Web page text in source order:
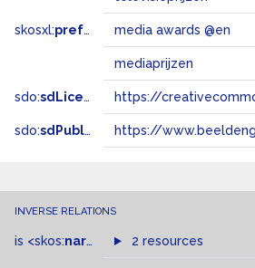
skosxl:prefLabel media awards @en
mediaprijzen
sdo:sdLicense
sdo:sdPublisher https://
INVERSE RELATIONS
is <skos:narrowMatch >of
2 resources